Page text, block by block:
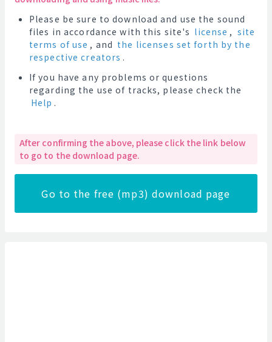
Please be sure to download and use the sound
files in accordance with this site's license , site
terms of use , and the licenses set forth by the
respective creators .
If you have any problems or questions
regarding the use of tracks, please check the
Help .
After confirming the above, please click the link below
to go to the download page.
Go to the free (mp3) download page